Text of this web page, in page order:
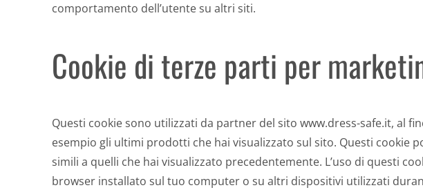
comportamento dell’utente su altri siti.
Cookie di terze parti per
Questi cookie sono utilizzati da partner del sito www.dress-safe.it, al
esempio gli ultimi prodotti che hai visualizzato sul sito. Questi
simili a quelli che hai visualizzato precedentemente. L’uso di questi
browser installato sul tuo computer o su altri dispositivi utilizzati